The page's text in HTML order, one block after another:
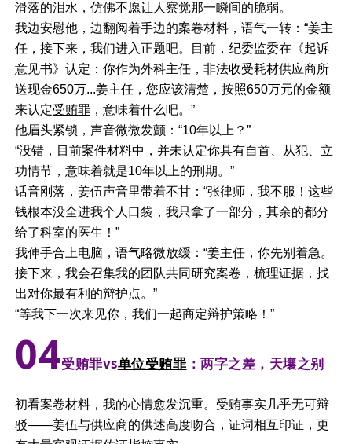
滑落的泪水，仿佛不愿让人察觉那一瞬间的脆弱。
我边安慰他，边翻阅着手边的案卷材料，语气一转：“姜主
任，接下来，我们进入正题吧。目前，纪委监委在《起诉
意见书》认定：你作为外科主任，非法收受耗材供应商所
送现金650万...姜主任，您应该清楚，按照650万元的金额
来认定受贿罪，意味着什么吧。”
他眉头紧锁，声音微微发颤：“10年以上？”
“没错，目前案件材料中，并未认定你具有自首、从犯、立
功情节，意味着就是10年以上的刑期。”
话音刚落，姜伍声音里带着不甘：“张律师，我不服！这些
钱根本没全进我个人口袋，我只拿了一部分，其余的都分
给了科室的医生！”
我伸手合上电脑，语气略微放缓：“姜主任，你先别着急。
接下来，我会召集我的团队共同研究案卷，梳理证据，找
出对你最有利的辩护点。”
“等我下一次来见你，我们一起商定辩护策略！”
04受贿罪vs单位受贿罪 ：两字之差，天壤之别
初看案卷材料，我的心情愈发沉重。受贿事实几乎无可辩
驳——姜伍与供应商的供述高度吻合，证词相互印证，更